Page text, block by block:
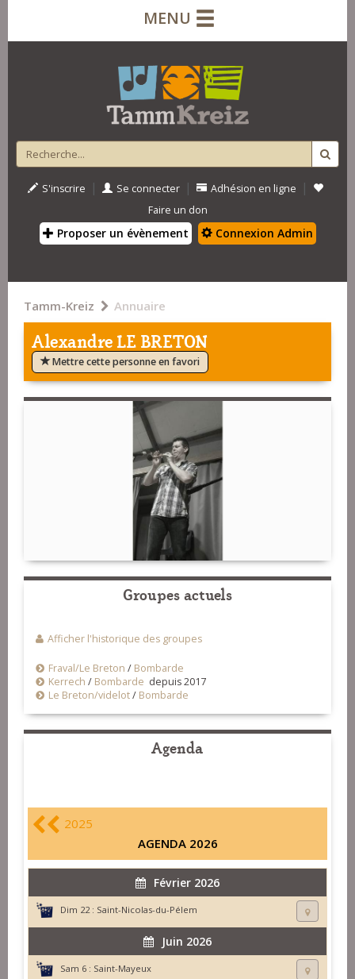
MENU
S'inscrire | Se connecter | Adhésion en ligne |
Faire un don
Proposer un évènement Connexion Admin
Tamm-Kreiz Annuaire
Alexandre LE BRETON
Mettre cette personne en favori
Groupes actuels
Afficher l'historique des groupes
Fraval/Le Breton / Bombarde
Kerrech / Bombarde depuis 2017
Le Breton/videlot/ Bombarde
Agenda
2025
AGENDA 2026
Février 2026
Dim 22 : Saint-Nicolas-du-Pélem
Juin 2026
Sam 6 : Saint-Mayeux